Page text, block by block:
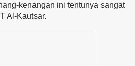
kenangan ini tentunya sangat
Al-Kautsar.